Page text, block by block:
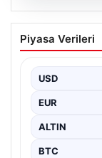
07.08.2026
FED faiz
Faiz
Piyasa Verileri
USD
EUR
ALTIN
BTC